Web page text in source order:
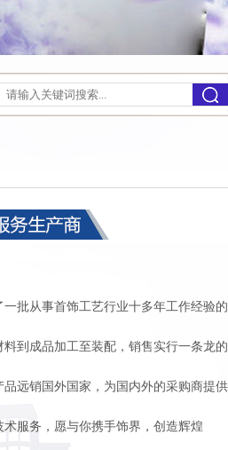
一批从事首饰工艺行业十多年工作经验的
料到成品加工至装配，销售实行一条龙
品远销国外国家，为国内外的采购商提
术服务，愿与你携手饰界，创造辉煌